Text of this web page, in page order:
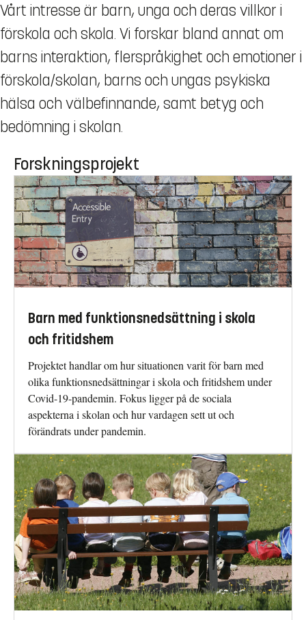
Vårt intresse är barn, unga och deras villkor i
förskola och skola. Vi forskar bland annat om
barns interaktion, flerspråkighet och emotioner i
förskola/skolan, barns och ungas psykiska
hälsa och välbefinnande, samt betyg och
bedömning i skolan.
Forskningsprojekt
Barn med funktionsnedsättning i skola
och fritidshem
Projektet handlar om hur situationen varit för barn med
olika funktionsnedsättningar i skola och fritidshem under
Covid-19-pandemin. Fokus ligger på de sociala
aspekterna i skolan och hur vardagen sett ut och
förändrats under pandemin.